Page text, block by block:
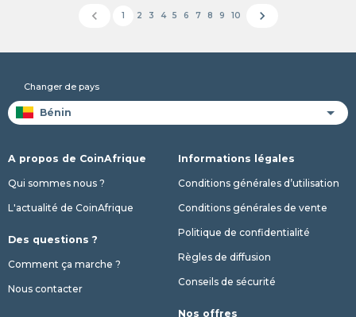
chevron_left 1 2 3 4 5 6 7 8 9 10 chevron_right
Changer de pays
A propos de CoinAfrique
Qui sommes nous ?
L'actualité de CoinAfrique
Des questions ?
Comment ça marche ?
Nous contacter
Informations légales
Conditions générales d’utilisation
Conditions générales de vente
Politique de confidentialité
Règles de diffusion
Conseils de sécurité
Nos offres